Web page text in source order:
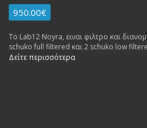
950.00€
Το Lab12 Noyra, ειναι φιλτρο και
schuko full filtered και 2 schuko low
Δείτε περισσότερα